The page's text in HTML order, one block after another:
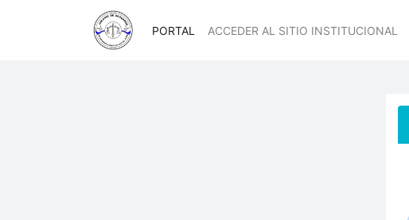
PORTAL ACCEDER AL SITIO INSTITUCIONAL